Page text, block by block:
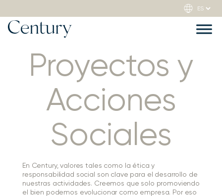
Proyectos y
Acciones
Sociales
En Century, valores tales como la ética y
responsabilidad social son clave para el desarrollo de
nuestras actividades. Creemos que solo promoviendo
el bien podemos evolucionar como empresa. Por eso